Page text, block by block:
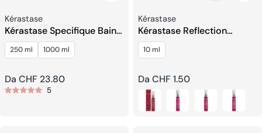
Venditore:
Kérastase
Kérastase Specifique Bain
Prevention Shampoo
250 ml 1000 ml
Prezzo
regolare
Da CHF 23.80
5
Venditore:
Kérastase
Kérastase Reflection
Touche Chromatique
Correttore del Colore
10 ml
Prezzo
regolare
Da CHF 1.50